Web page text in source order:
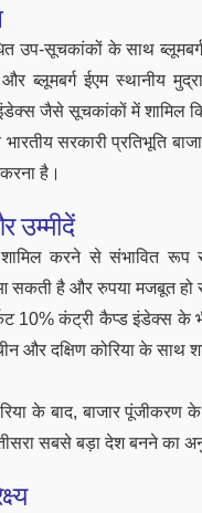
उप-सूचकांकों के साथ ब्लूमबर्ग
ब्लूमबर्ग ईएम स्थानीय
जैसे सूचकांकों में शामिल
सरकारी प्रतिभूति
है।
उम्मीदें
करने से संभावित रूप
आ सकती है और रुपया मजबूत हो
10% कंट्री कैप्ड इंडेक्स
और दक्षिण कोरिया के साथ
के बाद, बाजार पूंजीकरण
सबसे बड़ा देश बनने का